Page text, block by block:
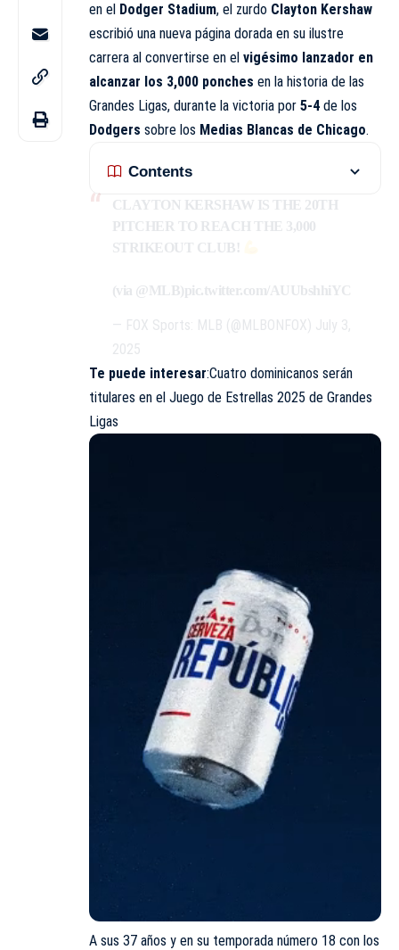
en el Dodger Stadium, el zurdo Clayton Kershaw
escribió una nueva página dorada en su ilustre
carrera al convertirse en el vigésimo lanzador en
alcanzar los 3,000 ponches en la historia de las
Grandes Ligas, durante la victoria por 5-4 de los
Dodgers sobre los Medias Blancas de Chicago.
Contents
CLAYTON KERSHAW IS THE 20TH
PITCHER TO REACH THE 3,000
STRIKEOUT CLUB!
(via @MLB)pic.twitter.com/AUUbshhiYC
— FOX Sports: MLB (@MLBONFOX) July 3,
2025
Te puede interesar:Cuatro dominicanos serán
titulares en el Juego de Estrellas 2025 de Grandes
Ligas
A sus 37 años y en su temporada número 18 con los